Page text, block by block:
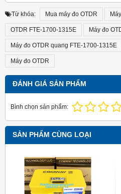
Từ khóa: Mua máy đo OTDR
OTDR FTE-1700-1315E Máy đo
Máy đo OTDR quang FTE-1700-1315E
Máy đo OTDR
ĐÁNH GIÁ SẢN PHẨM
Bình chọn sản phẩm:
SẢN PHẨM CÙNG LOẠI